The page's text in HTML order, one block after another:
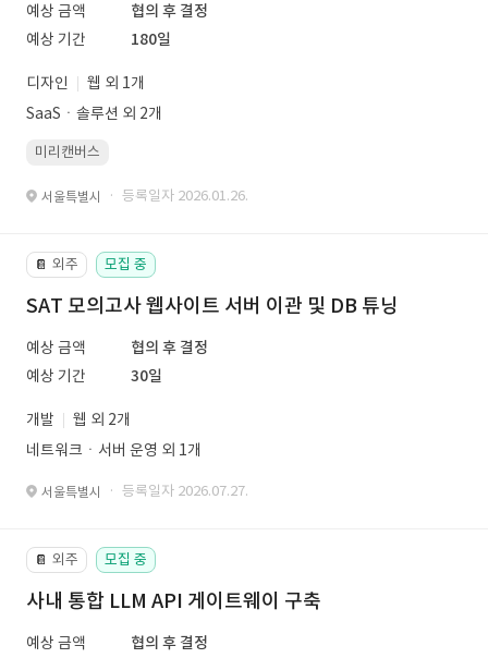
예상 금액
협의 후 결정
예상 기간
180일
디자인
웹 외 1개
SaaSㆍ솔루션 외 2개
미리캔버스
서울특별시 · 등록일자 2026.01.26.
📔 외주 모집 중
SAT 모의고사 웹사이트 서버 이관 및 DB 튜닝
예상 금액
협의 후 결정
예상 기간
30일
개발
웹 외 2개
네트워크ㆍ서버 운영 외 1개
서울특별시 · 등록일자 2026.07.27.
📔 외주 모집 중
사내 통합 LLM API 게이트웨이 구축
예상 금액
협의 후 결정